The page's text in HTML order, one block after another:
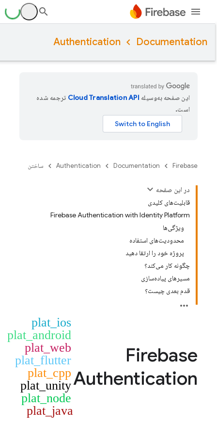
Documentation
Authentication
این صفحه به‌وسیله
ترجمه شده
است.
Firebase
Documentation
Authentication ساختن
در این صفحه
قابلیت‌های کلیدی
Firebase Authentication with Identity Platform
ویژگی‌ها
محدودیت‌های استفاده
پروژه خود را ارتقا دهید
چگونه کار می‌کند؟
مسیرهای پیاده‌سازی
قدم بعدی چیست؟
Firebase
Authentication
plat_ios
plat_android
plat_web
plat_flutter
plat_cpp
plat_unity
plat_node
plat_java